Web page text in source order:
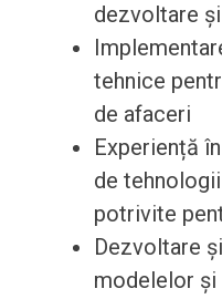
dezvoltare
tehnice
de afaceri
Experiență
de
potrivite
Dezvoltare
modelelor